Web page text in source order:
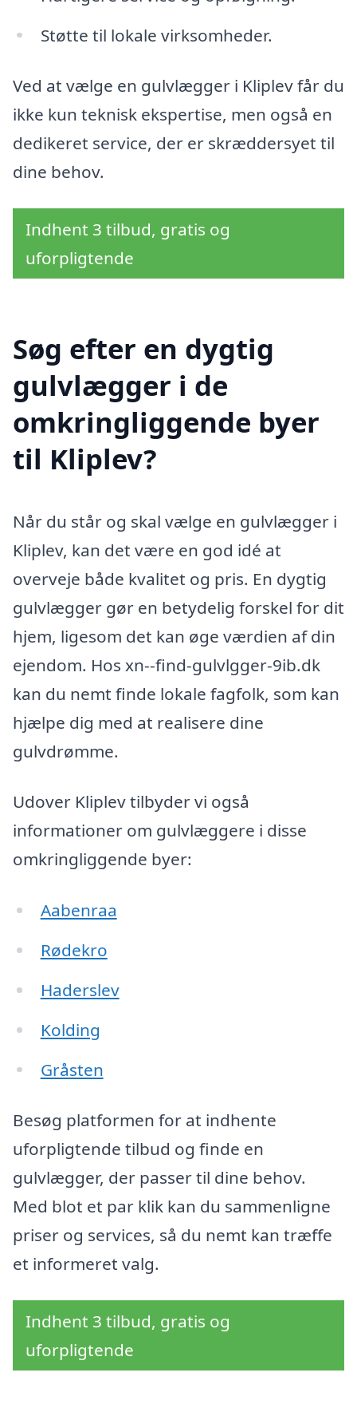
Støtte til lokale virksomheder.
Ved at vælge en gulvlægger i Kliplev får du
ikke kun teknisk ekspertise, men også en
dedikeret service, der er skræddersyet til
dine behov.
Indhent 3 tilbud, gratis og
uforpligtende
Søg efter en dygtig
gulvlægger i de
omkringliggende byer
til Kliplev?
Når du står og skal vælge en gulvlægger i
Kliplev, kan det være en god idé at
overveje både kvalitet og pris. En dygtig
gulvlægger gør en betydelig forskel for dit
hjem, ligesom det kan øge værdien af din
ejendom. Hos xn--find-gulvlgger-9ib.dk
kan du nemt finde lokale fagfolk, som kan
hjælpe dig med at realisere dine
gulvdrømme.
Udover Kliplev tilbyder vi også
informationer om gulvlæggere i disse
omkringliggende byer:
Aabenraa
Rødekro
Haderslev
Kolding
Gråsten
Besøg platformen for at indhente
uforpligtende tilbud og finde en
gulvlægger, der passer til dine behov.
Med blot et par klik kan du sammenligne
priser og services, så du nemt kan træffe
et informeret valg.
Indhent 3 tilbud, gratis og
uforpligtende